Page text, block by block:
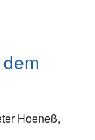
Hoeneß,